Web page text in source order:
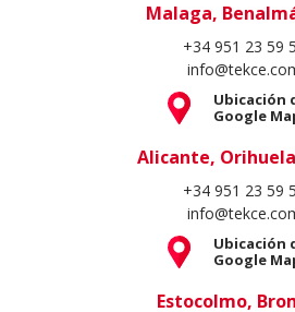
Malaga,
+34 951 23 59
Ubicación
Google
Alicante,
+34 951 23 59
Ubicación
Google
Estocolmo,